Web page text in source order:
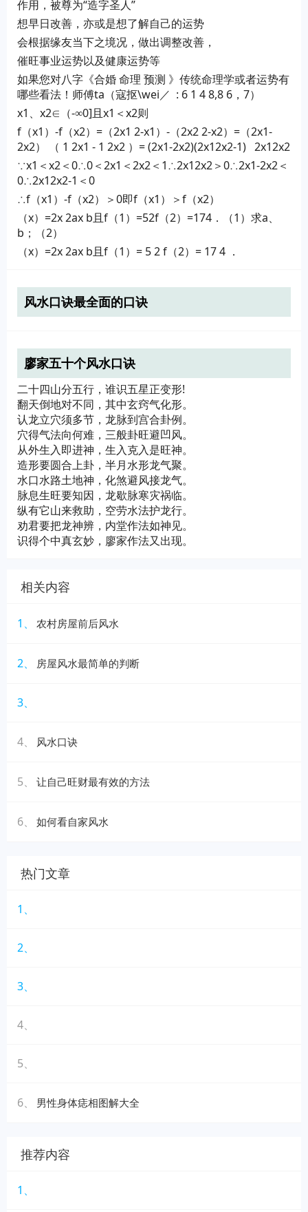
作用，被尊为“造字圣人”
想早日改善，亦或是想了解自己的运势
会根据缘友当下之境况，做出调整改善，
催旺事业运势以及健康运势等
如果您对八字《合婚 命理 预测 》传统命理学或者运势有
哪些看法！师傅ta（寇抠\wei／ : 6 1 4 8,8 6，7）
x1、x2∈（-∞0]且x1＜x2则
f（x1）-f（x2）=（2x1 2-x1）-（2x2 2-x2）=（2x1-
2x2） （ 1 2x1 - 1 2x2 ）= (2x1-2x2)(2x12x2-1) 2x12x2
∵x1＜x2＜0∴0＜2x1＜2x2＜1∴2x12x2＞0∴2x1-2x2＜
0∴2x12x2-1＜0
∴f（x1）-f（x2）＞0即f（x1）＞f（x2）
（x）=2x 2ax b且f（1）=52f（2）=174．（1）求a、
b；（2）
（x）=2x 2ax b且f（1）= 5 2 f（2）= 17 4 ．
风水口诀最全面的口诀
廖家五十个风水口诀
二十四山分五行，谁识五星正变形!
翻天倒地对不同，其中玄窍气化形。
认龙立穴须多节，龙脉到宫合卦例。
穴得气法向何难，三般卦旺避凹风。
从外生入即进神，生入克入是旺神。
造形要圆合上卦，半月水形龙气聚。
水口水路土地神，化煞避风接龙气。
脉息生旺要知因，龙歇脉寒灾祸临。
纵有它山来救助，空劳水法护龙行。
劝君要把龙神辨，内堂作法如神见。
识得个中真玄妙，廖家作法又出现。
相关内容
1、 农村房屋前后风水
2、 房屋风水最简单的判断
3、
4、 风水口诀
5、 让自己旺财最有效的方法
6、 如何看自家风水
热门文章
1、
2、
3、
4、
5、
6、 男性身体痣相图解大全
推荐内容
1、